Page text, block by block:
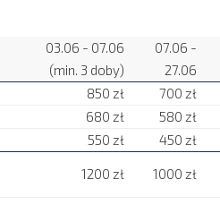
03.06 - 07.06
(min. 3 doby)
07.06 -
27.06
850 zł 700 zł
680 zł 580 zł
550 zł 450 zł
1200 zł 1000 zł